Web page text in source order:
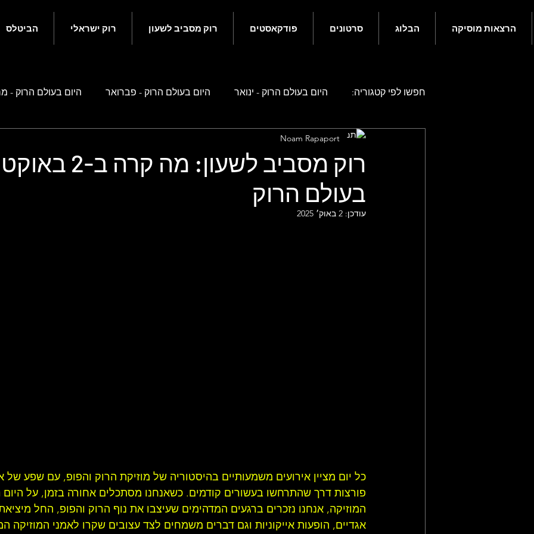
הרצאות מוסיקה הבלוג סרטונים פודקאסטים רוק מסביב לשעון רוק ישראלי הביטלס
חפשו לפי קטגוריה: היום בעולם הרוק - ינואר היום בעולם הרוק - פברואר היום בעולם הרוק -
היום בעולם הרוק - אפריל
היום בעולם הרוק - אוגוסט היום בעולם הרוק - ספטמבר
רוק מסביב לשעון: מה
בעולם הרוק
Noam Rapaport
עודכן: 2 באוק׳ 2025
כל יום מציין אירועים משמעותיים בהיסטוריה של מוזיקת הרוק והפופ, עם שפע של
פורצות דרך שהתרחשו בעשורים קודמים. כשאנחנו מסתכלים אחורה בזמן, על היום
המוזיקה, אנחנו נזכרים ברגעים המדהימים שעיצבו את נוף הרוק והפופ, החל
אגדיים, הופעות אייקוניות וגם דברים משמחים לצד עצובים שקרו לאמני המוזיקה